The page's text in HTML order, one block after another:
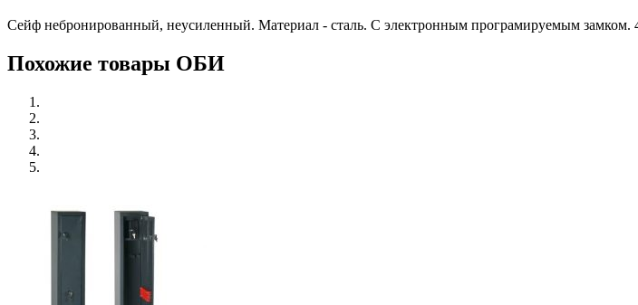
Сейф небронированный, неусиленный. Материал - сталь. С электронным програмируемым
Похожие товары ОБИ